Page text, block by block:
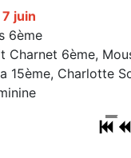
juin
6ème
Charnet 6ème,
15ème, Charlotte